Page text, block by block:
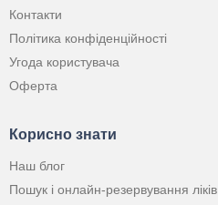
Контакти
Політика конфіденційності
Угода користувача
Оферта
Корисно знати
Наш блог
Пошук і онлайн-резервування ліків